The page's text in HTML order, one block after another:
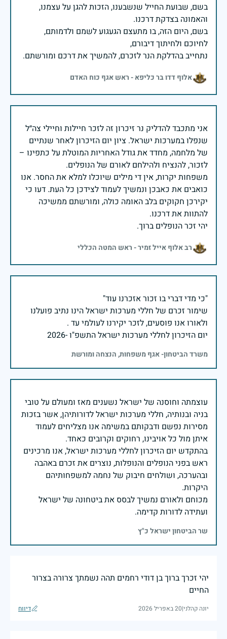
בשם, שבועת החייל שנשבענו, הזכות להגן על עצמנו,
בשם, היום הזה, בו מתעצם הגעגוע לשמם ולדמותם,
נתחייב בהדלקת הנר לזכרם, להמשיך את דרכם ומורשתם.
אלוף דדו בר כליפא - ראש אגף כוח האדם
אני מתכבד להדליק נר זיכרון זה לזכר חיילות וחיילי צה״ל
שנפלו במערכות ישראל. ציון יום הזיכרון לאחר שנתיים
של מלחמה, מחדד את גודל האחריות המוטלת על כתפינו –
משפחות יקרות, אין די מילים שיוכלו למלא את החסר. אנו
כואבים את כאבכן ונמשיך לעמוד לצידכן כל העת. דעו כי
יקירכן חקוקים בלב האומה כולה, ומורשתם ממשיכה
יהי זכר הנופלים ברוך.
רב אלוף אייל זמיר - ראש המטה הכללי
שימור זכרם של חללי מערכות ישראל הינו נתיב פועלנו
יום הזיכרון לחללי מערכות ישראל התשפ"ו -2026
משרד הביטחון- אגף משפחות, הנצחה ומורשת
עוצמתה וחוסנה של ישראל נשענים מאז ומעולם על טובי
בניה ובנותיה, חללי מערכות ישראל לדורותיהן, אשר בזכות
מסירות נפשם ודבקותם במשימה אנו מצליחים לעמוד
בהתקדש יום הזיכרון לחללי מערכות ישראל, אנו מרכינים
ראש בפני הנופלים והנופלות, נוצרים את זכרם באהבה
ובהערכה, ושולחים חיבוק של נחמה למשפחותיהם
מכוחם ולאורם נמשיך לבסס את ביטחונה של ישראל
ועתידה לדורות קדימה.
שר הביטחון ישראל כ"ץ
יהי זכרך ברוך בן דודי רחמים תהה נשמתך צרורה בצרור
החיים
יונה קהלני|20 באפריל 2026 דיווח